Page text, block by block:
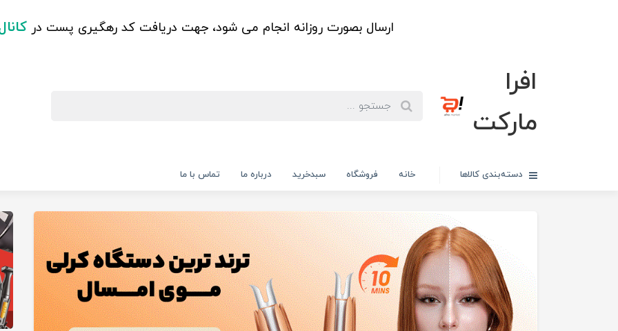
ارسال بصورت روزانه انجام می شود، جهت دریافت کد رهگیری پست در
افرا
مارکت
دسته‌بندی کالاها خانه فروشگاه سبدخرید درباره ما تماس با ما